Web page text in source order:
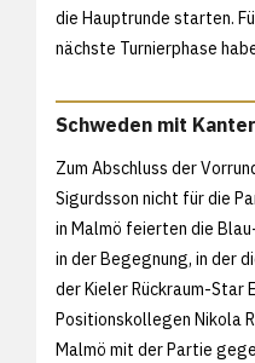
die Hauptrunde starten.
nächste Turnierphase
Schweden mit
Zum Abschluss der
Sigurdsson nicht für die
in Malmö feierten die
in der Begegnung, in der
der Kieler Rückraum-Star
Positionskollegen Nikola
Malmö mit der Partie